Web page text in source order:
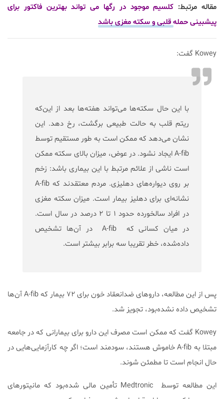
مقاله مرتبط: کلسیم موجود در رگها می تواند بهترین فاکتور برای
پیشبینی حمله قلبی و سکته مغزی باشد
Kowey گفت:
با این حال سکته‌ها می‌تواند هفته‌ها بعد از این‌که
ریتم قلب به حالت طبیعی برگشت، رخ دهد. این
نشان می‌دهد که ممکن است به طور مستقیم توسط
A-fib ایجاد نشود. در عوض، میزان بالای سکته ممکن
است ناشی از علائم مرتبط با این بیماری باشد: زخم
بر روی دیواره‌های دهلیزی. مردم معتقدند که A-fib
نشانه‌ای برای دهلیز بیمار است. میزان سکته مغزی
در افراد سالخورده حدود ۱ تا ۲ درصد در سال است.
در میان کسانی که A-fib در آن‌ها تشخیص
داده‌شده، خطر تقریبا سه برابر بیشتر است.
پس از این مطالعه، داروهای ضدانعقاد خون برای ۷۲ بیمار که A-fib آن‌ها
تشخیص داده نشده‌بود، تجویز شد.
Kowey گفت که ممکن است مصرف این دارو برای بیمارانی که در جامعه
مبتلا به A-fib خاموش هستند، سودمند است؛ اگر چه کارآزمایی‌هایی در
حال انجام است تا مطمئن شوند.
این مطالعه توسط Medtronic تأمین مالی شده‌بود که مانیتورهای